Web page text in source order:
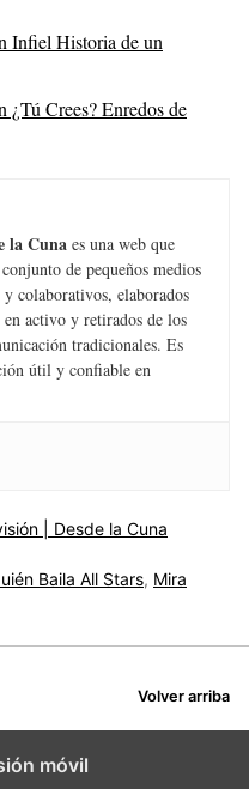
Infiel Historia de un
¿Tú Crees? Enredos de
la Cuna es una web que
de pequeños medios
y colaborativos, elaborados
activo y retirados de los
tradicionales. Es
útil y confiable en
| Desde la Cuna
Baila All Stars, Mira
Volver arriba
móvil